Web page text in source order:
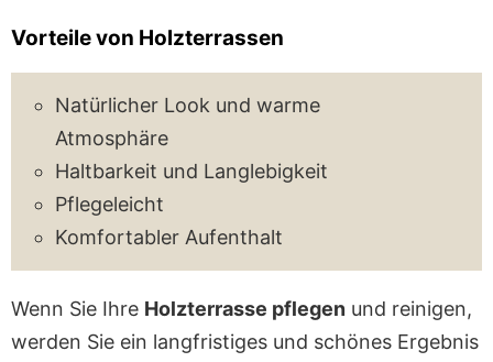
Vorteile von Holzterrassen
Natürlicher Look und warme
Atmosphäre
Haltbarkeit und Langlebigkeit
Pflegeleicht
Komfortabler Aufenthalt
Wenn Sie Ihre Holzterrasse pflegen und reinigen,
werden Sie ein langfristiges und schönes Ergebnis